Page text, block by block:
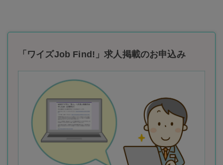
「ワイズJob Find!」求人掲載のお申込み